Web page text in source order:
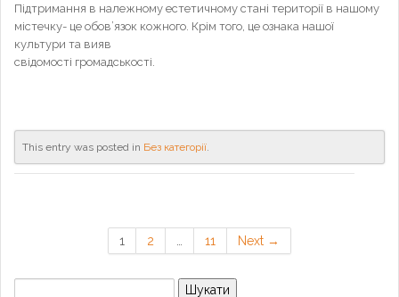
Підтримання в належному естетичному стані території в нашому
містечку- це обов’язок кожного. Крім того, це ознака нашої
культури та вияв
свідомості громадськості.
This entry was posted in Без категорії
1 2 11 Next →
Пошук: